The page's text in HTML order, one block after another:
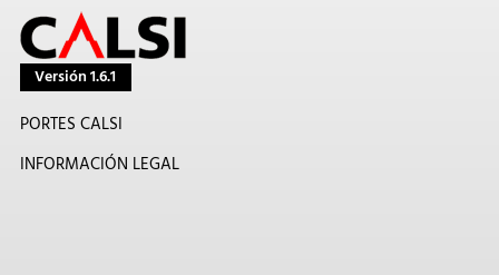
Versión 1.6.1
PORTES CALSI
INFORMACIÓN LEGAL